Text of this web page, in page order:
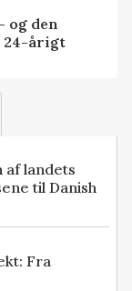
og den
24-årigt
af landets
til Danish
Fra